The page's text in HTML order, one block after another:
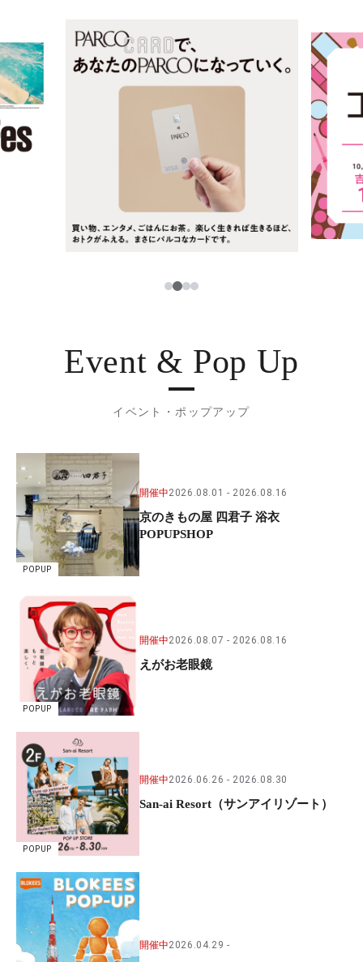
レストラン・カフェ
TAX FREE
PARCOメンバーズ
ภาษาไทย
日本語
123
Event & Pop Up
イベント・ポップアップ
POPUP
開催中2026.08.01 2026.08.16
京のきもの屋 四君子 浴衣
POPUPSHOP
POPUP
開催中2026.08.07 2026.08.16
えがお老眼鏡
POPUP
開催中2026.06.26 2026.08.30
San-ai Resort（サンアイリゾート）
開催中2026.04.29